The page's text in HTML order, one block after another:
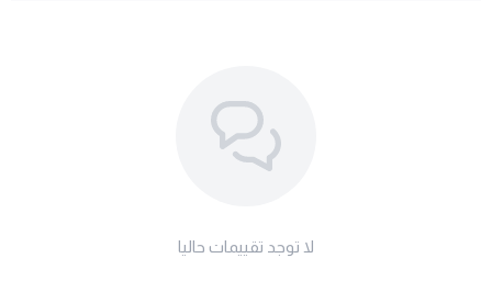
لا توجد تقييمات حاليا